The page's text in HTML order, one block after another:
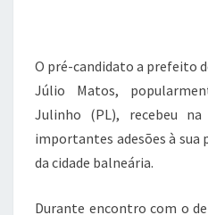
e
b
o
o
O pré-candidato a prefeito
Júlio Matos,
Julinho (PL), recebeu
importantes adesões à
da cidade balneária.
Durante encontro com o